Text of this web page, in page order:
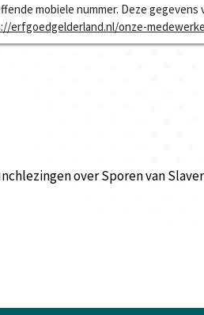
mobiele nummer. Deze gegevens
erfgoedgelderland.nl/onze-
over Sporen van